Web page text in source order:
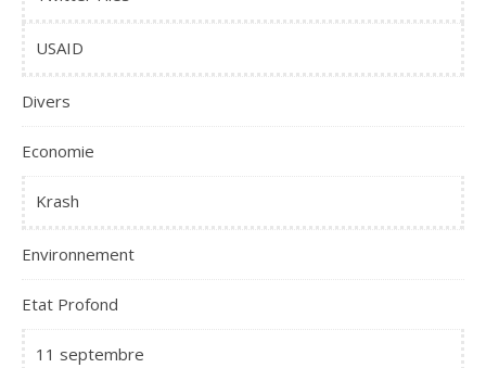
USAID
Divers
Economie
Krash
Environnement
Etat Profond
11 septembre